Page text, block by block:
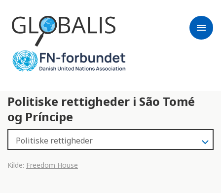
menu
Politiske rettigheder i São Tomé
og Príncipe
Kilde: Freedom House